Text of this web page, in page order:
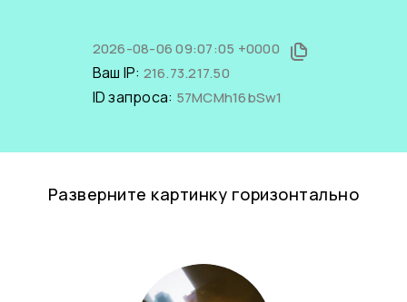
2026-08-06 09:07:05 +0000
Ваш IP: 216.73.217.50
ID запроса: 57MCMh16bSw1
Разверните картинку горизонтально